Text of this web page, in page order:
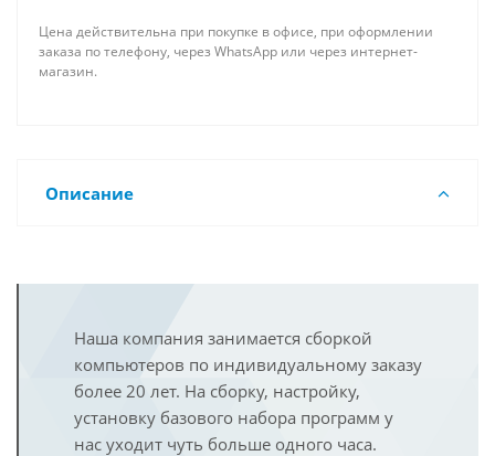
Цена действительна при покупке в офисе, при оформлении
заказа по телефону, через WhatsApp или через интернет-
магазин.
Описание
Наша компания занимается сборкой
компьютеров по индивидуальному заказу
более 20 лет. На сборку, настройку,
установку базового набора программ у
нас уходит чуть больше одного часа.